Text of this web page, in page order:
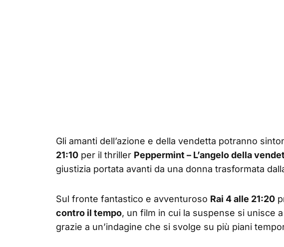
Gli amanti dell’azione e della vendetta potranno
21:10 per il thriller Peppermint – L’angelo della
giustizia portata avanti da una donna trasformata
Sul fronte fantastico e avventuroso Rai 4 alle 21:20
contro il tempo, un film in cui la suspense si unisce
grazie a un’indagine che si svolge su più piani